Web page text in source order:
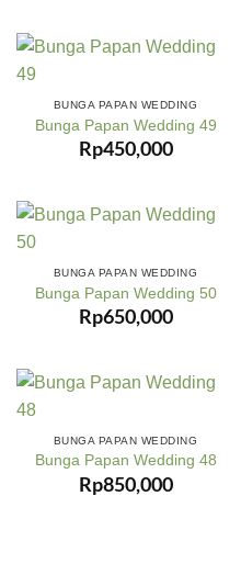
BUNGA PAPAN WEDDING
Bunga Papan Wedding 49
Rp450,000
BUNGA PAPAN WEDDING
Bunga Papan Wedding 50
Rp650,000
BUNGA PAPAN WEDDING
Bunga Papan Wedding 48
Rp850,000